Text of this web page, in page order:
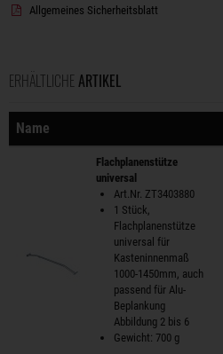
Allgemeines Sicherheitsblatt
ERHÄLTLICHE ARTIKEL
Sortierung
Name
Flachplanenstütze
universal
Art.Nr. ZT3403880
1 Stück,
Flachplanenstütze
universal für
Kasteninnenmaß
1000-1450mm, auch
passend für Alu-
Beplankung
Abbildung 2 bis 6
Gewicht: 700 g